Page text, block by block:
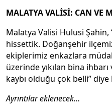
MALATYA VALİSİ: CAN VE
Malatya Valisi Hulusi
hissettik. Doğanşehir
ekiplerimiz enkazlara
üzerinde yıkılan bina
kaybı olduğu çok belli”
Ayrıntılar eklenecek…